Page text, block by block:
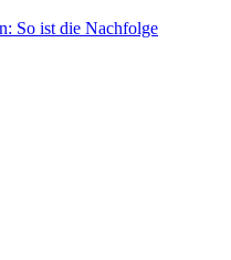
So ist die Nachfolge